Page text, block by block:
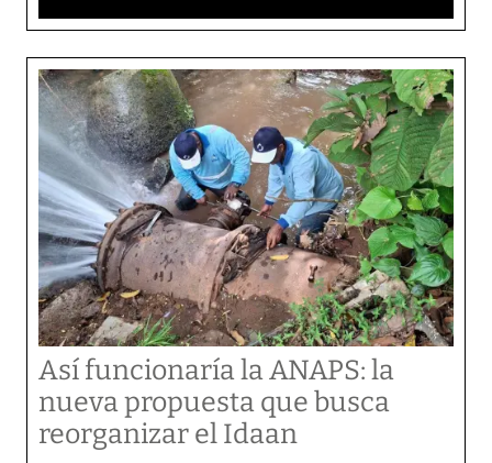
Así funcionaría la ANAPS: la
nueva propuesta que busca
reorganizar el Idaan